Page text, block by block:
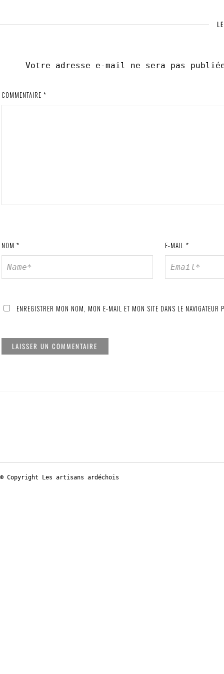
Votre adresse e-mail ne sera pas
COMMENTAIRE *
NOM * E-MAIL *
ENREGISTRER MON NOM, MON E-MAIL ET MON SITE DANS LE
© Copyright Les artisans ardéchois